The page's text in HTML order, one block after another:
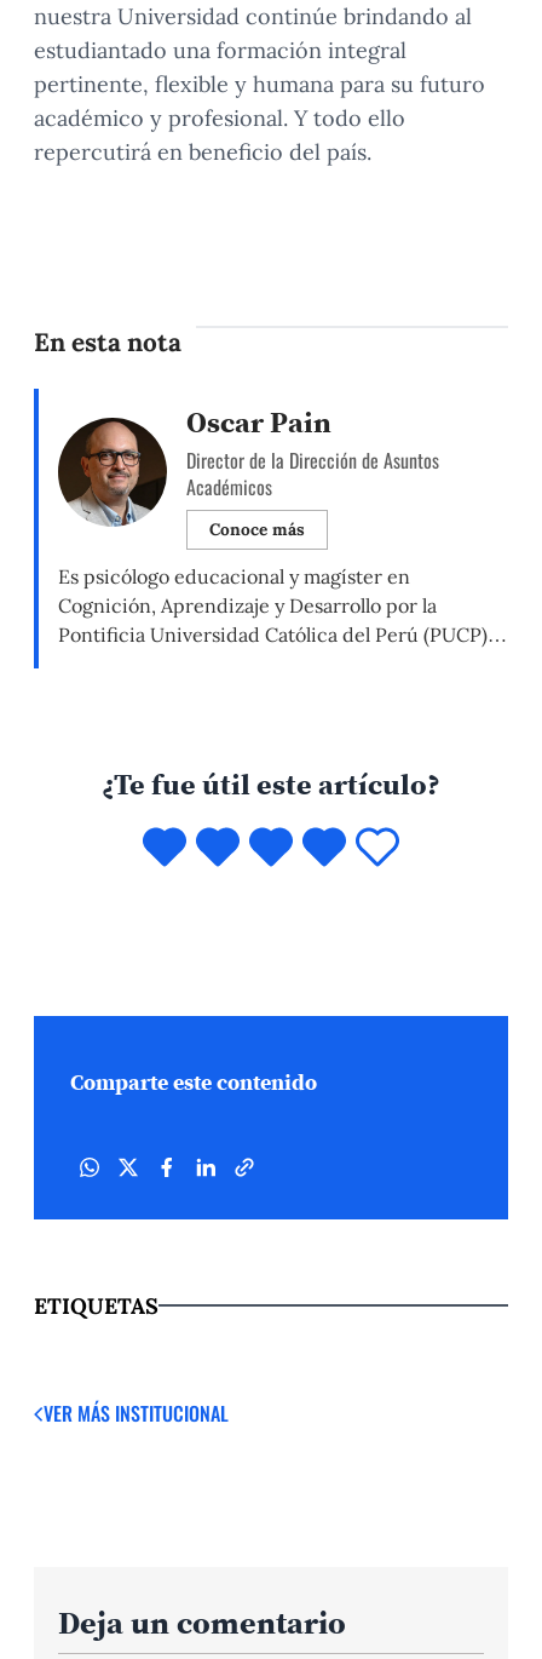
nuestra Universidad continúe brindando al
estudiantado una formación integral
pertinente, flexible y humana para su futuro
académico y profesional. Y todo ello
repercutirá en beneficio del país.
En esta nota
Oscar Pain
Director de la Dirección de Asuntos
Académicos
Conoce más
Es psicólogo educacional y magíster en
Cognición, Aprendizaje y Desarrollo por la
Pontificia Universidad Católica del Perú (PUCP).
la actualización de los planes de estudios […]
¿Te fue útil este artículo?
Comparte este contenido
ETIQUETAS
VER MÁS INSTITUCIONAL
Deja un comentario